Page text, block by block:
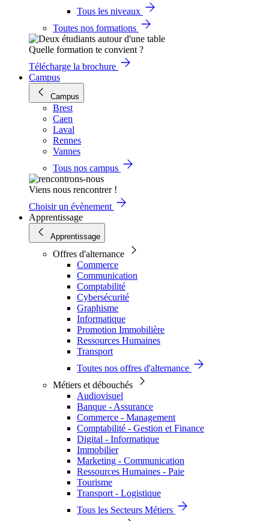
Tous les niveaux
Toutes nos formations
Quelle formation te convient ?
Télécharge la brochure
Campus
Campus
Brest
Caen
Laval
Rennes
Vannes
Tous nos campus
Viens nous rencontrer !
Choisir un évènement
Apprentissage
Apprentissage
Offres d'alternance
Commerce
Communication
Comptabilité
Cybersécurité
Graphisme
Informatique
Promotion Immobilière
Ressources Humaines
Transport
Toutes nos offres d'alternance
Métiers et débouchés
Audiovisuel
Banque - Assurance
Commerce - Management
Comptabilité - Gestion et Finance
Digital - Informatique
Immobilier
Marketing - Communication
Ressources Humaines - Paie
Tourisme
Transport - Logistique
Tous les Secteurs Métiers